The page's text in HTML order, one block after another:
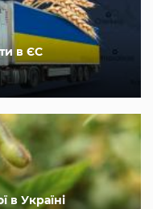
в ЄС
в Україні